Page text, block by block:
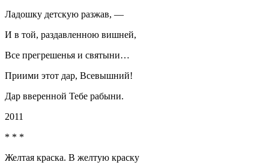
Ладошку детскую разжав, —
И в той, раздавленною вишней,
Все прегрешенья и святыни…
Приими этот дар, Всевышний!
Дар вверенной Тебе рабыни.
2011
* * *
Желтая краска. В желтую краску